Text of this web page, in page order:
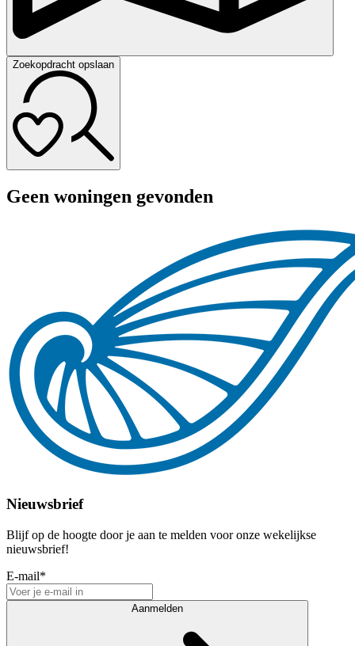
Zoekopdracht opslaan
Geen woningen gevonden
Nieuwsbrief
Blijf op de hoogte door je aan te melden voor onze wekelijkse
nieuwsbrief!
E-mail*
Aanmelden